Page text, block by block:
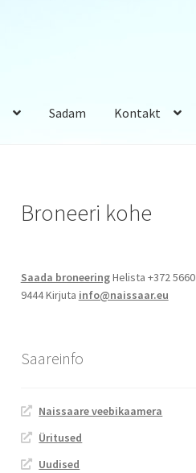
Sadam Kontakt
Broneeri kohe
Saada broneeringHelista +372 5660
9444 Kirjuta info@naissaar.eu
Saareinfo
Naissaare veebikaamera
Üritused
Uudised